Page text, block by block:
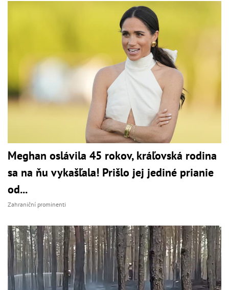
Meghan oslávila 45 rokov, kráľovská rodina
sa na ňu vykašľala! Prišlo jej jediné prianie
od...
Zahraniční prominenti